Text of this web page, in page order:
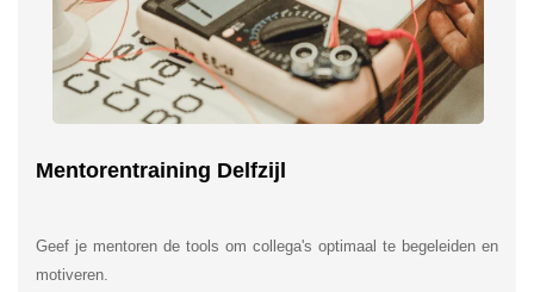
Mentorentraining Delfzijl
Geef je mentoren de tools om collega's optimaal te begeleiden en
motiveren.